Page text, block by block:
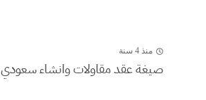
منذ 4 سنة
صيغة عقد مقاولات وانشاء سعودي